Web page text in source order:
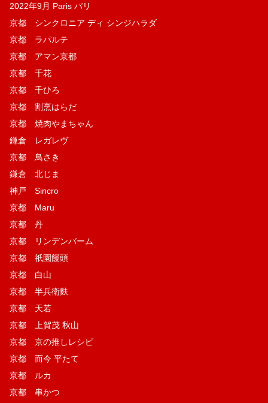
2022年9月 Paris パリ
京都 シンクロニア ディ シンジハラダ
京都 ラパルテ
京都 アマン京都
京都 千花
京都 千ひろ
京都 割烹はらだ
京都 焼肉やまちゃん
鎌倉 レガレヴ
京都 鳥さき
鎌倉 北じま
神戸 Sincro
京都 Maru
京都 丹
京都 リンデンバーム
京都 祇園饅頭
京都 白山
京都 半兵衛麩
京都 天若
京都 上賀茂 秋山
京都 京の推しレシピ
京都 而今 平たて
京都 ルカ
京都 串かつ